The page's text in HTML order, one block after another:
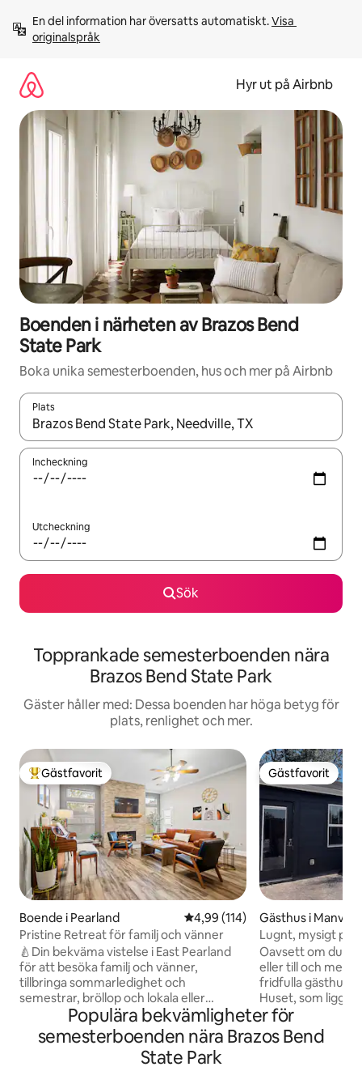
innehåll
En del information har översatts automatiskt. Visa
originalspråk
Hyr ut på Airbnb
Boenden i närheten av Brazos Bend
State Park
Boka unika semesterboenden, hus och mer på Airbnb
Plats
När resultaten är tillgängliga kan du navigera med upp- och
Incheckning
Utcheckning
Sök
Topprankade semesterboenden nära
Brazos Bend State Park
Gäster håller med: Dessa boenden har höga betyg för
plats, renlighet och mer.
Populär gästfavorit
Gästfavorit
Boende i Pearland 4,99 av 5 i genomsnittligt
4,99 (114)
Pristine Retreat för familj och vänner
🍐Din bekväma vistelse i East Pearland
för att besöka familj och vänner,
tillbringa sommarledighet och
semestrar, bröllop och lokala eller
religiösa evenemang. Bo för affärer,
medicinska skäl eller tillfälligt boende
medan du flyttar/renoverar. **2000
kvadratfot hem perfekt för
Gästfavorit
Gästfavorit
Gästhus i Manvel
Lugnt, mysigt
Oavsett om du
eller till och med
fridfulla gästhus
Huset, som ligger
huvudbostad, är ca 600 kvm med ett
sovrum,
utrustat kök med
Populära bekvämligheter för
semesterboenden nära Brazos Bend
State Park